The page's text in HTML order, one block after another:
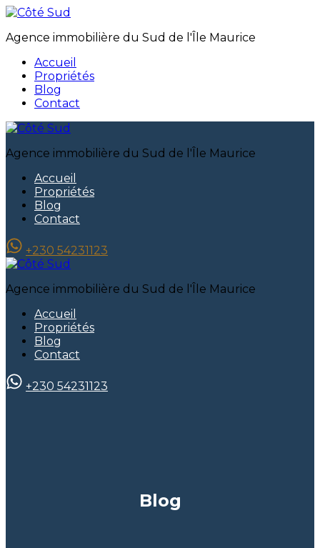
Agence immobilière du Sud de l'Île Maurice
Accueil
Propriétés
Blog
Contact
Agence immobilière du Sud de l'Île Maurice
Accueil
Propriétés
Blog
Contact
+230 54231123
Agence immobilière du Sud de l'Île Maurice
Accueil
Propriétés
Blog
Contact
+230 54231123
Blog